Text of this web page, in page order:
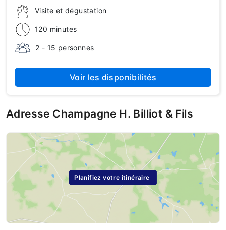
Visite et dégustation
120 minutes
2 - 15 personnes
Voir les disponibilités
Adresse Champagne H. Billiot & Fils
Planifiez votre itinéraire